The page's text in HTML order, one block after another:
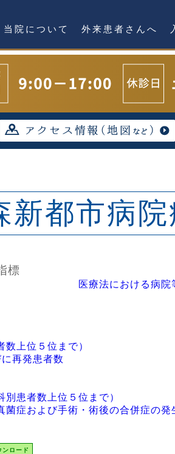
当院について 外来患者さんへ
新都市病
標
医療法における病院
上位５位まで）
再発患者数
患者数上位５位まで）
症および手術・術後の合併症の発
ンロード